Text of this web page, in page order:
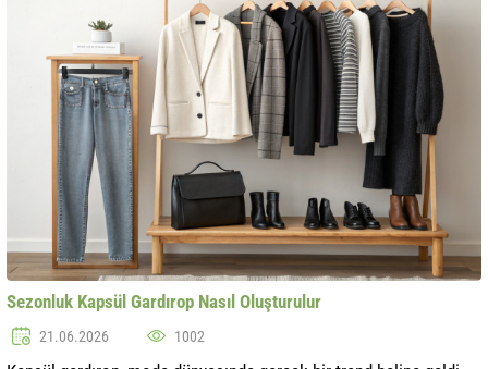
Sezonluk Kapsül Gardırop Nasıl Oluşturulur
21.06.2026 1002